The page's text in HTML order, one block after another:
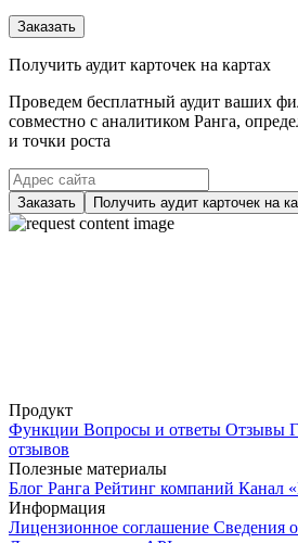
Заказать
Получить аудит карточек на картах
Проведем бесплатный аудит ваших
совместно с аналитиком Ранга,
и точки роста
Заказать Получить аудит карточек на
Продукт
Функции Вопросы и ответы Отзывы
отзывов
Полезные материалы
Блог Ранга Рейтинг компаний Канал
Информация
Лицензионное соглашение Сведения